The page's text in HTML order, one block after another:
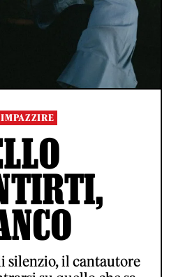
silenzio, il cantautore